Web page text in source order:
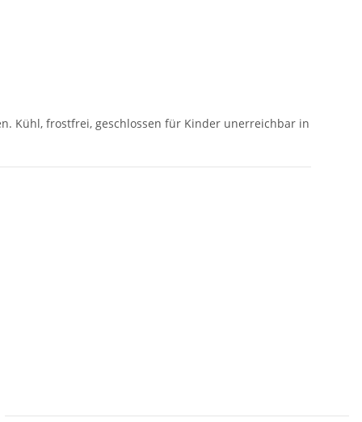
Kühl, frostfrei, geschlossen für Kinder unerreichbar in